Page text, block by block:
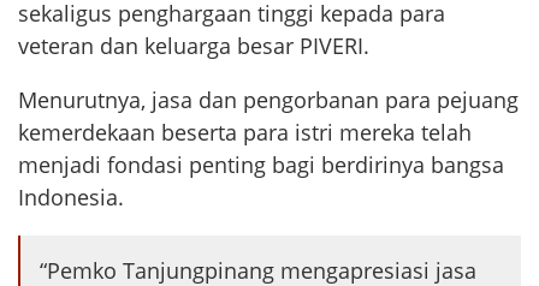
sekaligus penghargaan tinggi kepada para
veteran dan keluarga besar PIVERI.
Menurutnya, jasa dan pengorbanan para pejuang
kemerdekaan beserta para istri mereka telah
menjadi fondasi penting bagi berdirinya bangsa
Indonesia.
“Pemko Tanjungpinang mengapresiasi jasa